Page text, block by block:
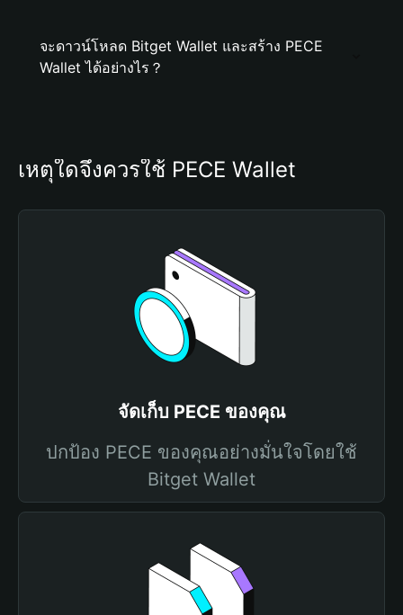
จะดาวน์โหลด Bitget Wallet และสร้าง PECE
Wallet ได้อย่างไร？
เหตุใดจึงควรใช้ PECE Wallet
จัดเก็บ PECE ของคุณ
ปกป้อง PECE ของคุณอย่างมั่นใจโดยใช้
Bitget Wallet